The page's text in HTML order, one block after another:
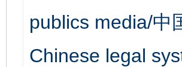
publics media/中
Chinese legal